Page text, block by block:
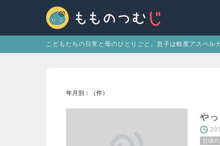
こどもたちの日常と母のひとりごと。息子は軽度アスペルガ
年月別：（件）
や
日頃の